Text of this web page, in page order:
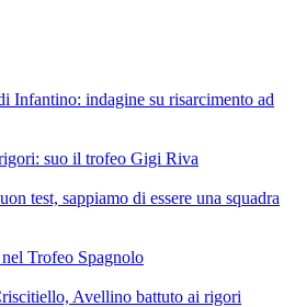
Infantino: indagine su risarcimento ad
suo il trofeo Gigi Riva
test, sappiamo di essere una squadra
Trofeo Spagnolo
Avellino battuto ai rigori